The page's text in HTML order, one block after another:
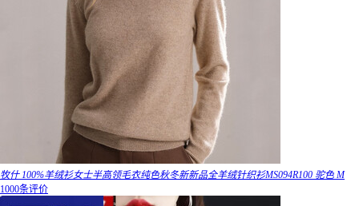
牧什 100%羊绒衫女士半高领毛衣纯色秋冬新新品全羊绒针织衫MS094R100 驼色 M
1000条评价